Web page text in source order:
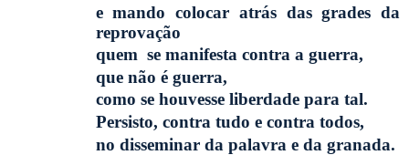
e mando colocar atrás das grades da
reprovação
quem se manifesta contra a guerra,
que não é guerra,
como se houvesse liberdade para tal.
Persisto, contra tudo e contra todos,
no disseminar da palavra e da granada.